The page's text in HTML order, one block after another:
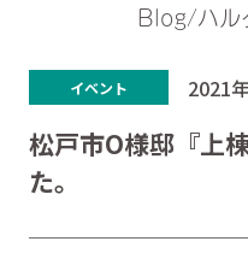
Blog/ハル
イベント 2021
松戸市O様邸『上
た。